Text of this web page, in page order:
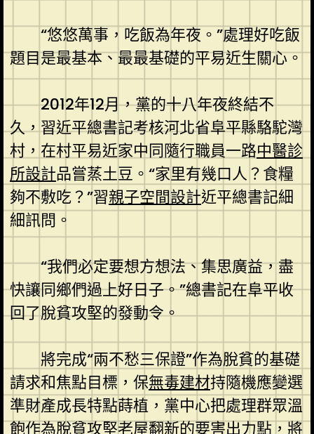
“悠悠萬事，吃飯為年夜。”處理好吃飯
題目是最基本、最最基礎的平易近生關心。
2012年12月，黨的十八年夜終結不
久，習近平總書記考核河北省阜平縣駱駝灣
村，在村平易近家中同隨行職員一路中醫診
所設計品嘗蒸土豆。“家里有幾口人？食糧
夠不敷吃？”習親子空間設計近平總書記細
細訊問。
“我們必定要想方想法、集思廣益，盡
快讓同鄉們過上好日子。”總書記在阜平收
回了脫貧攻堅的發動令。
將完成“兩不愁三保證”作為脫貧的基礎
請求和焦點目標，保無毒建材持隨機應變選
準財產成長特點蒔植，黨中心把處理群眾溫
飽作為脫貧攻堅老屋翻新的要害出力點，將